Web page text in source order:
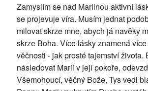
Zamyslím se nad Mariinou aktivní
se projevuje víra. Musím jednat
milovat skrze mne, abych já navěky
skrze Boha. Více lásky znamená
věčnosti - jak prosté tajemství života.
následovat Marii v její pokoře,
Všemohoucí, věčný Bože, Tys vedl